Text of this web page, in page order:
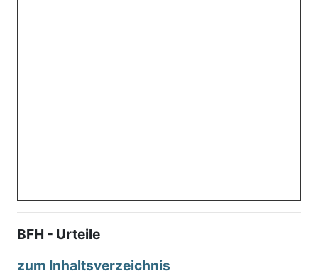
BFH - Urteile
zum Inhaltsverzeichnis